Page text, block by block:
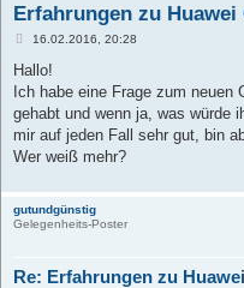
Erfahrungen zu Huawei
B
i
r
a
16.02.2016, 20:28
Hallo!
Ich habe eine Frage zum neuen
gehabt und wenn ja, was würde
mir auf jeden Fall sehr gut, bin
Wer weiß mehr?
gutundgünstig
Gelegenheits-Poster
Re: Erfahrungen zu